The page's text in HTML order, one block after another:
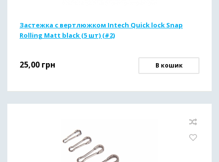
Застежка с вертлюжком Intech Quick lock Snap
Rolling Matt black (5 шт) (#2)
25,00 грн В кошик